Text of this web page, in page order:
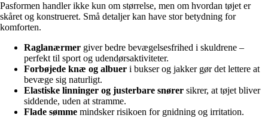
Pasformen handler ikke kun om størrelse, men om hvordan tøjet er
skåret og konstrueret. Små detaljer kan have stor betydning for
komforten.
Raglanærmer giver bedre bevægelsesfrihed i skuldrene –
perfekt til sport og udendørsaktiviteter.
Forbøjede knæ og albuer i bukser og jakker gør det lettere at
bevæge sig naturligt.
Elastiske linninger og justerbare snører sikrer, at tøjet bliver
siddende, uden at stramme.
Flade sømme mindsker risikoen for gnidning og irritation.